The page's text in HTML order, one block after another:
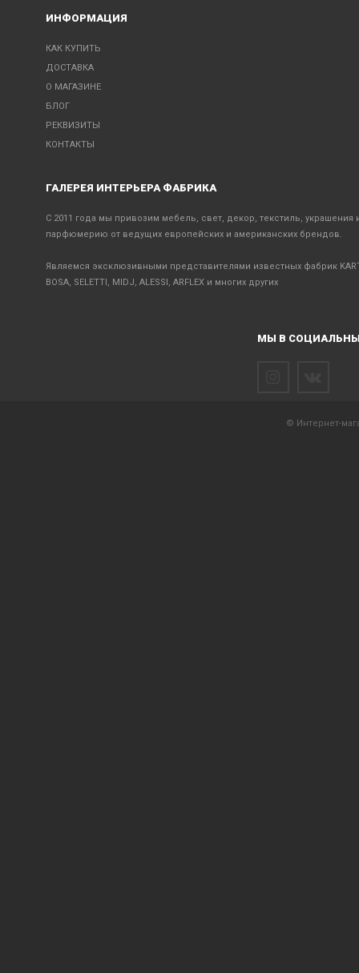
ИНФОРМАЦИЯ
КАК КУПИТЬ
ДОСТАВКА
О МАГАЗИНЕ
БЛОГ
РЕКВИЗИТЫ
КОНТАКТЫ
ГАЛЕРЕЯ ИНТЕРЬЕРА ФАБРИКА
С 2011 года мы привозим мебель, свет, декор, текстиль, украшения
парфюмерию от ведущих европейских и американских брендов.
Являемся эксклюзивными представителями известных фабрик
BOSA, SELETTI, MIDJ, ALESSI, ARFLEX и многих других
МЫ В
© Интернет-